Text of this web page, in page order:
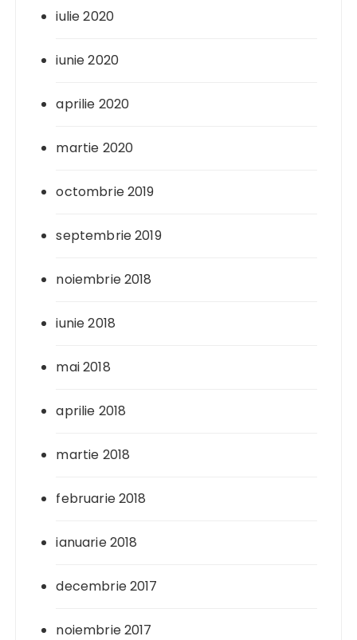
iulie 2020
iunie 2020
aprilie 2020
martie 2020
octombrie 2019
septembrie 2019
noiembrie 2018
iunie 2018
mai 2018
aprilie 2018
martie 2018
februarie 2018
ianuarie 2018
decembrie 2017
noiembrie 2017